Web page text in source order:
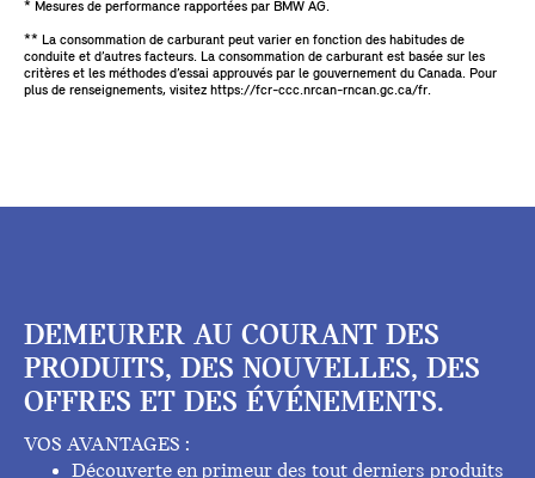
* Mesures de performance rapportées par BMW AG.
** La consommation de carburant peut varier en fonction des habitudes de
conduite et d’autres facteurs. La consommation de carburant est basée sur les
critères et les méthodes d’essai approuvés par le gouvernement du Canada. Pour
plus de renseignements, visitez https://fcr-ccc.nrcan-rncan.gc.ca/fr.
DEMEURER AU COURANT DES
PRODUITS, DES NOUVELLES, DES
OFFRES ET DES ÉVÉNEMENTS.
VOS AVANTAGES :
Découverte en primeur des tout derniers produits